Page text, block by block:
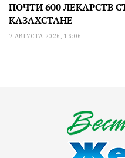
ПОЧТИ 600 ЛЕКАРСТВ
КАЗАХСТАНЕ
7 АВГУСТА 2026, 16:06